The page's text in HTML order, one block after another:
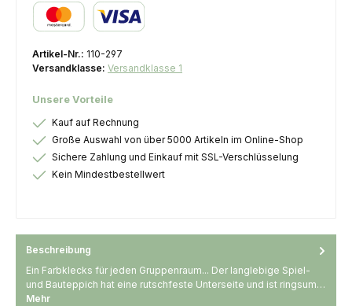
Artikel-Nr.: 110-297
Versandklasse: Versandklasse 1
Unsere Vorteile
Kauf auf Rechnung
Große Auswahl von über 5000 Artikeln im Online-Shop
Sichere Zahlung und Einkauf mit SSL-Verschlüsselung
Kein Mindestbestellwert
Beschreibung
Ein Farbklecks für jeden Gruppenraum... Der langlebige Spiel-
und Bauteppich hat eine rutschfeste Unterseite und ist ringsum…
Mehr